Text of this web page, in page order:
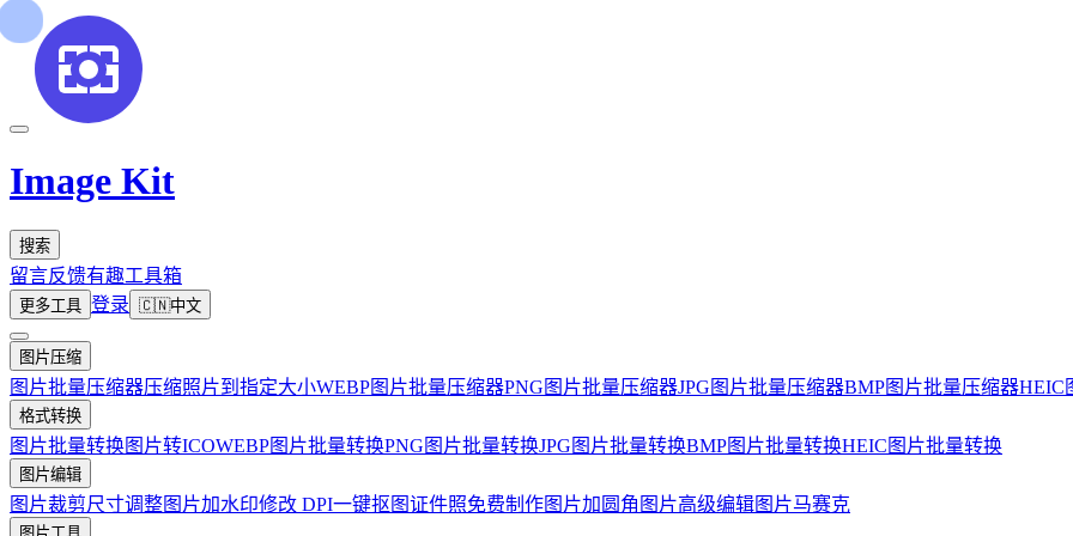
Image Kit
搜索
留言反馈有趣工具箱
更多工具 登录 🇨🇳中文
图片压缩
图片批量压缩器压缩照片到指定大小WEBP图片批量压缩器PNG图片批量压缩器JPG图片批量压缩器BMP图片批量压缩器HEIC
格式转换
图片批量转换图片转ICOWEBP图片批量转换PNG图片批量转换JPG图片批量转换BMP图片批量转换HEIC图片批量转换
图片编辑
图片裁剪尺寸调整图片加水印修改 DPI一键抠图证件照免费制作图片加圆角 图片高级编辑图片马赛克